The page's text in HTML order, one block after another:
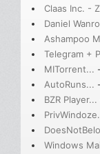
Claas Inc. - Z
Daniel
Ashampoo
Telegram +
MITorrent... -
AutoRuns... -
BZR Player...
Windows